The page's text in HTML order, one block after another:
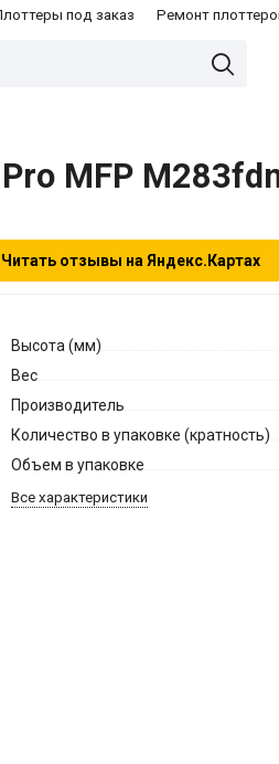
под заказ Ремонт
MFP
Читать отзывы на Яндекс.Картах
Высота (мм)
Вес
Производитель
Количество в упаковке (кратность)
Объем в упаковке
Все характеристики